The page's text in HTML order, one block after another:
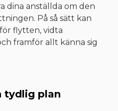
dina anställda om den
På så sätt kan
flytten, vidta
framför allt känna sig
tydlig plan